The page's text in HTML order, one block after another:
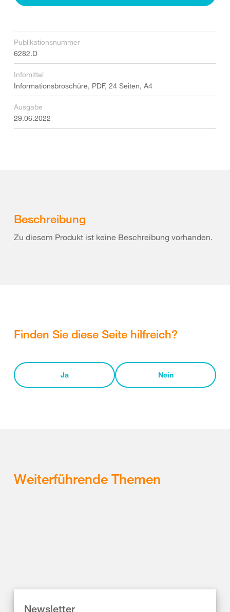
Publikationsnummer
6282.D
Infomittel
Informationsbroschüre, PDF, 24 Seiten, A4
Ausgabe
29.06.2022
Beschreibung
Zu diesem Produkt ist keine Beschreibung vorhanden.
Finden Sie diese Seite hilfreich?
Ja Nein
Weiterführende Themen
Newsletter